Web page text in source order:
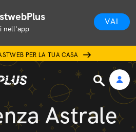
nell'app
VAI
PER LA TUA CASA
Astrale